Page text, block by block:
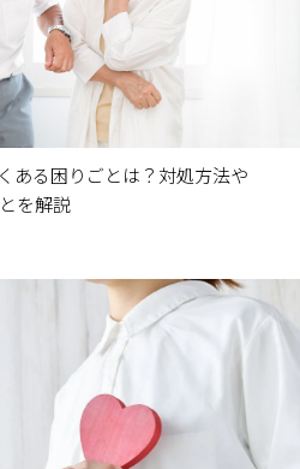
ある困りごとは？対処方法や
を解説